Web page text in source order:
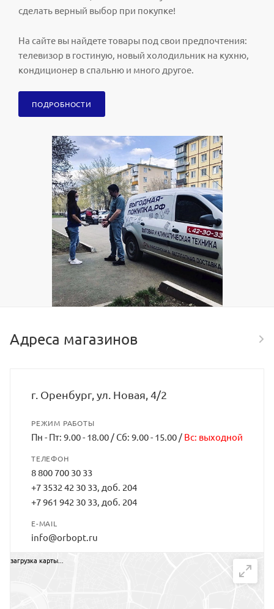
сделать верный выбор при покупке!
На сайте вы найдете товары под свои предпочтения:
телевизор в гостиную, новый холодильник на кухню,
кондиционер в спальню и много другое.
ПОДРОБНОСТИ
Адреса магазинов
г. Оренбург, ул. Новая, 4/2
РЕЖИМ РАБОТЫ
Пн - Пт: 9.00 - 18.00 / Сб: 9.00 - 15.00 / Вс: выходной
ТЕЛЕФОН
8 800 700 30 33
+7 3532 42 30 33, доб. 204
+7 961 942 30 33, доб. 204
E-MAIL
info@orbopt.ru
загрузка карты...